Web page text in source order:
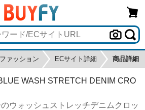
ファッション ECサイト詳細 商品詳細
WASH STRETCH DENIM CRO
ウォッシュストレッチデニムクロッ